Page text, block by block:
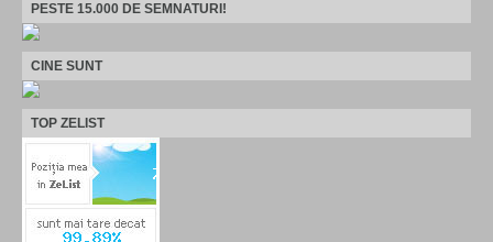
PESTE 15.000 DE SEMNATURI!
CINE SUNT
TOP ZELIST